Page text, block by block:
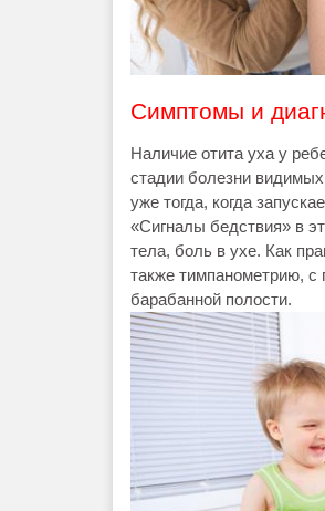
Симптомы и
Наличие отита уха у
стадии болезни видимых
уже тогда, когда
«Сигналы бедствия» в
тела, боль в ухе. Как
также тимпанометрию, с
барабанной полости.